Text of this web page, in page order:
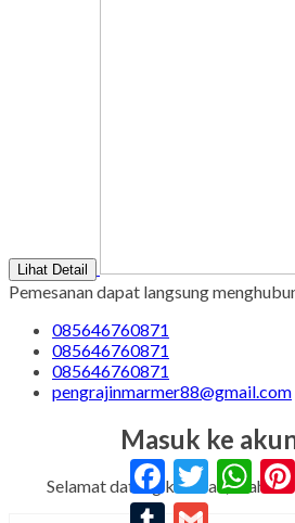
FacebookTwitter
Tumblr
Lihat Detail
Pemesanan dapat langsung
085646760871
085646760871
085646760871
pengrajinmarmer88@gmail.com
Masuk ke
Selamat datang kembali,